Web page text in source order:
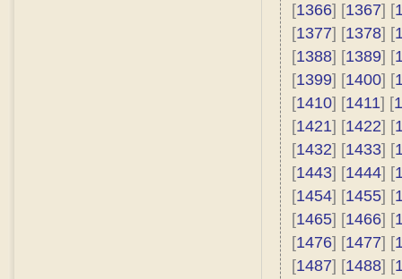
[1366] [1367] [
[1377] [1378] [
[1388] [1389] [
[1399] [1400] [
[1410] [1411] [
[1421] [1422] [
[1432] [1433] [
[1443] [1444] [
[1454] [1455] [
[1465] [1466] [
[1476] [1477] [
[1487] [1488] [